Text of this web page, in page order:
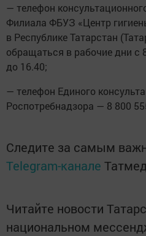
— телефон
Филиала ФБУЗ «Центр
в Республике Татарстан
обращаться в рабочие дни с
до 16.40;
— телефон Единого
Роспотребнадзора — 8 800
Следите за самым
Telegram-канале
Читайте новости
национальном